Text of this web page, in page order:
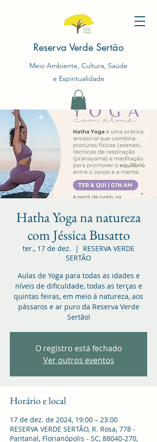
Reserva Verde Sertão
Meio Ambiente, Cultura, Saúde
e Espiritualidade
Hatha Yoga na natureza
com Jéssica Busatto
ter., 17 de dez.
  |
RESERVA VERDE
SERTÃO
Aulas de Yoga para todas as idades e
níveis de dificuldade, todas as terças e
quintas feiras, em meio à natureza, aos
pássaros e ar puro da Reserva Verde
Sertão!
O registro está fechado
Ver outros eventos
Horário e local
17 de dez. de 2024, 19:00 – 23:00
RESERVA VERDE SERTÃO, R. Rosa, 778 -
Pantanal, Florianópolis - SC, 88040-270,